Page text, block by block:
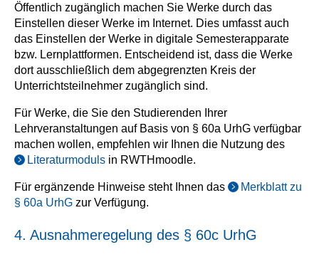
Öffentlich zugänglich machen Sie Werke durch das
Einstellen dieser Werke im Internet. Dies umfasst auch
das Einstellen der Werke in digitale Semesterapparate
bzw. Lernplattformen. Entscheidend ist, dass die Werke
dort ausschließlich dem abgegrenzten Kreis der
Unterrichtsteilnehmer zugänglich sind.
Für Werke, die Sie den Studierenden Ihrer
Lehrveranstaltungen auf Basis von § 60a UrhG verfügbar
machen wollen, empfehlen wir Ihnen die Nutzung des
Literaturmoduls in RWTHmoodle.
Für ergänzende Hinweise steht Ihnen das
Merkblatt zu
§ 60a UrhG zur Verfügung.
4. Ausnahmeregelung des § 60c UrhG